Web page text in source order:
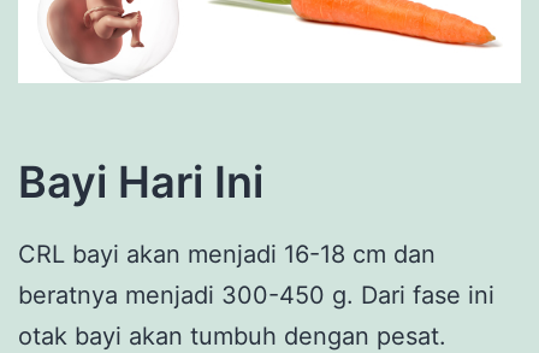
Bayi Hari Ini
CRL bayi akan menjadi 16-18 cm dan
beratnya menjadi 300-450 g. Dari fase ini
otak bayi akan tumbuh dengan pesat.